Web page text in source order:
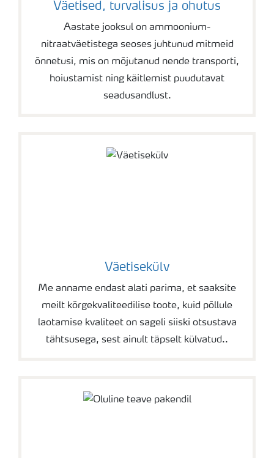
Väetised, turvalisus ja ohutus
Aastate jooksul on ammoonium-
nitraatväetistega seoses juhtunud mitmeid
õnnetusi, mis on mõjutanud nende transporti,
hoiustamist ning käitlemist puudutavat
seadusandlust.
Väetisekülv
Me anname endast alati parima, et saaksite
meilt kõrgekvaliteedilise toote, kuid põllule
laotamise kvaliteet on sageli siiski otsustava
tähtsusega, sest ainult täpselt külvatud..